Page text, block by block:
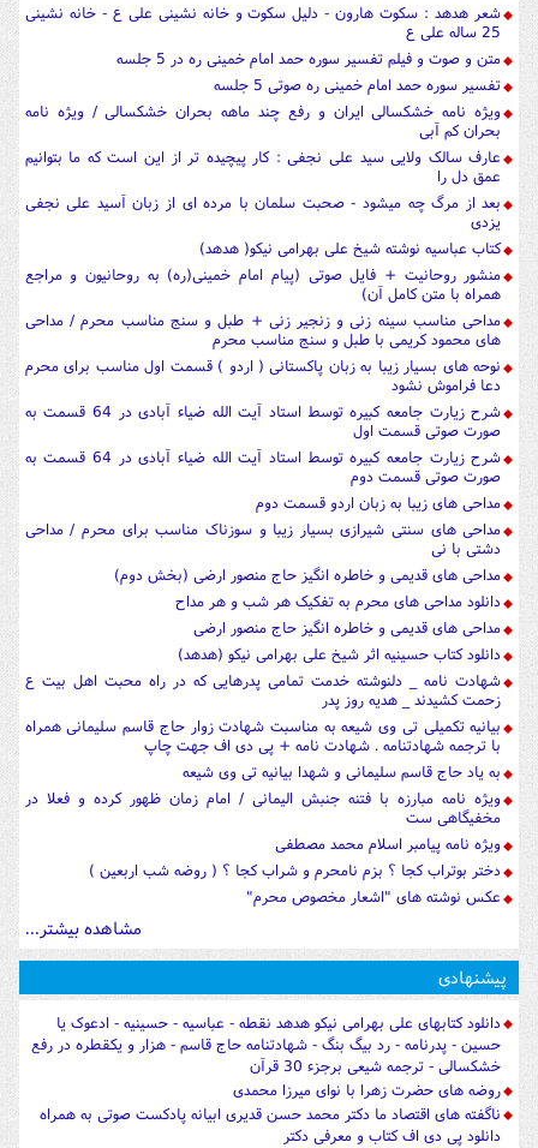
شعر هدهد : سکوت هارون - دلیل سکوت و خانه نشینی علی ع - خانه نشینی
25 ساله علی ع
متن و صوت و فیلم تفسیر سوره حمد امام خمینی ره در 5 جلسه
تفسیر سوره حمد امام خمینی ره صوتی 5 جلسه
ویژه نامه خشکسالی ایران و رفع چند ماهه بحران خشکسالی / ویژه نامه
بحران کم آبی
عارف سالک ولایی سید علی نجفی : کار پیچیده تر از این است که ما بتوانیم
عمق دل را
بعد از مرگ چه میشود - صحبت سلمان با مرده ای از زبان آسید علی نجفی
یزدی
کتاب عباسیه نوشته شیخ علی بهرامی نیکو( هدهد)
منشور روحانیت + فایل صوتی (پیام امام خمینی(ره) به روحانیون و مراجع
همراه با متن کامل آن)
مداحی مناسب سینه زنی و زنجیر زنی + طبل و سنج مناسب محرم / مداحی
های محمود کریمی با طبل و سنج مناسب محرم
نوحه های بسیار زیبا به زبان پاکستانی ( اردو ) قسمت اول مناسب برای محرم
دعا فراموش نشود
شرح زیارت جامعه کبیره توسط استاد آیت الله ضیاء آبادی در 64 قسمت به
صورت صوتی قسمت اول
شرح زیارت جامعه کبیره توسط استاد آیت الله ضیاء آبادی در 64 قسمت به
صورت صوتی قسمت دوم
مداحی های زیبا به زبان اردو قسمت دوم
مداحی های سنتی شیرازی بسیار زیبا و سوزناک مناسب برای محرم / مداحی
دشتی با نی
مداحی های قدیمی و خاطره انگیز حاج منصور ارضی (بخش دوم)
دانلود مداحی های محرم به تفکیک هر شب و هر مداح
مداحی های قدیمی و خاطره انگیز حاج منصور ارضی
دانلود کتاب حسینیه اثر شیخ علی بهرامی نیکو (هدهد)
شهادت نامه _ دلنوشته خدمت تمامی پدرهایی که در راه محبت اهل بیت ع
زحمت کشیدند _ هدیه روز پدر
بیانیه تکمیلی تی وی شیعه به مناسبت شهادت زوار حاج قاسم سلیمانی همراه
با ترجمه شهادتنامه . شهادت نامه + پی دی اف جهت چاپ
به یاد حاج قاسم سلیمانی و شهدا بیانیه تی وی شیعه
ویژه نامه مبارزه با فتنه جنبش الیمانی / امام زمان ظهور کرده و فعلا در
مخفیگاهی ست
ویژه نامه پیامبر اسلام محمد مصطفی
دختر بوتراب کجا ؟ بزم نامحرم و شراب کجا ؟ ( روضه شب اربعین )
عکس نوشته های "اشعار مخصوص محرم"
مشاهده بیشتر...
پیشنهادی
دانلود کتابهای علی بهرامی نیکو هدهد نقطه - عباسیه - حسینیه - ادعوک یا
حسین - پدرنامه - رد بیگ بنگ - شهادتنامه حاج قاسم - هزار و یکقطره در رفع
خشکسالی - ترجمه شیعی برجزء 30 قرآن
روضه های حضرت زهرا با نوای میرزا محمدی
ناگفته های اقتصاد ما دکتر محمد حسن قدیری ابیانه پادکست صوتی به همراه
دانلود پی دی اف کتاب و معرفی دکتر